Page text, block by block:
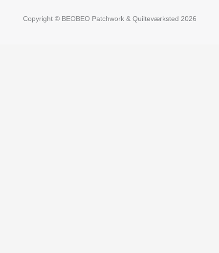
Copyright © BEOBEO Patchwork & Quilteværksted 2026